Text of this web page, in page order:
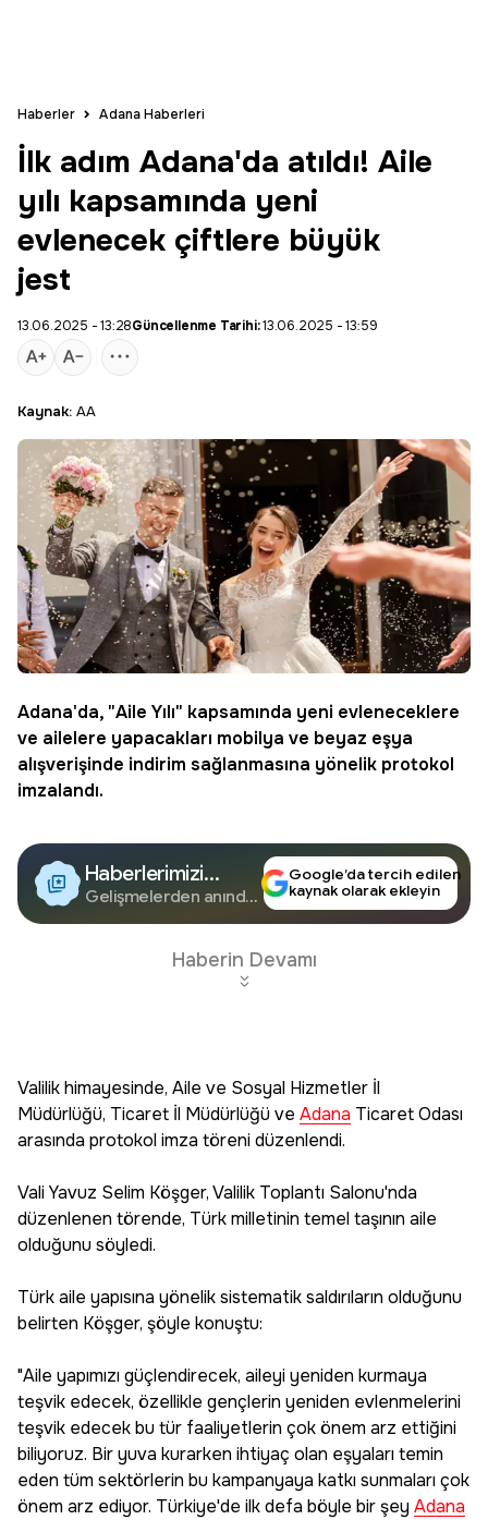
Haberler Adana Haberleri
İlk adım Adana'da atıldı! Aile
yılı kapsamında yeni
evlenecek çiftlere büyük
jest
13.06.2025 - 13:28Güncellenme Tarihi:13.06.2025 - 13:59
Kaynak: AA
Adana'da, "Aile Yılı" kapsamında yeni evleneceklere
ve ailelere yapacakları mobilya ve beyaz eşya
alışverişinde indirim sağlanmasına yönelik protokol
imzalandı.
Haberlerimizi
Google'da Takip
Edin
Gelişmelerden anında
Google’da tercih edilen
kaynak olarak ekleyin
Haberin Devamı
Valilik himayesinde, Aile ve Sosyal Hizmetler İl
Müdürlüğü, Ticaret İl Müdürlüğü ve Adana Ticaret Odası
arasında protokol imza töreni düzenlendi.
Vali Yavuz Selim Köşger, Valilik Toplantı Salonu'nda
düzenlenen törende, Türk milletinin temel taşının aile
olduğunu söyledi.
Türk aile yapısına yönelik sistematik saldırıların olduğunu
belirten Köşger, şöyle konuştu:
"Aile yapımızı güçlendirecek, aileyi yeniden kurmaya
teşvik edecek, özellikle gençlerin yeniden evlenmelerini
teşvik edecek bu tür faaliyetlerin çok önem arz ettiğini
biliyoruz. Bir yuva kurarken ihtiyaç olan eşyaları temin
eden tüm sektörlerin bu kampanyaya katkı sunmaları çok
önem arz ediyor. Türkiye'de ilk defa böyle bir şey Adana